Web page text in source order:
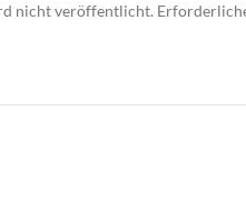
nicht veröffentlicht.